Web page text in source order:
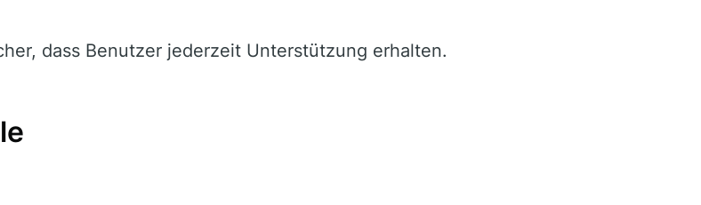
dass Benutzer jederzeit Unterstützung erhalten.